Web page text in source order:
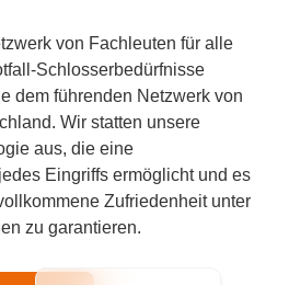
von Fachleuten für alle
Schlosserbedürfnisse
dem führenden Netzwerk von
Wir statten unsere
aus, die eine
Eingriffs ermöglicht und es
Zufriedenheit unter
zu garantieren.